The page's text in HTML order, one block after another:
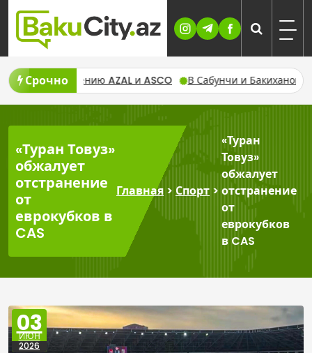
Skip
content
СрочноAZAL и ASCO В Сабунчи и Бакиханове 7 августа
«Туран Товуз»
обжалует
отстранение
от
еврокубков в
CAS
Главная > Спорт >
«Туран
Товуз»
обжалует
отстранение
от
еврокубков
в CAS
03
ИЮН
2026